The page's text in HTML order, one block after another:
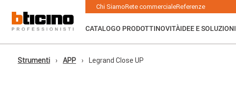
contenuto
principale
navigation
Chi SiamoRete commercialeReferenze
CATALOGO PRODOTTINOVITÀIDEE E SOLUZIONI
Briciole
Strumenti APP Legrand Close UP